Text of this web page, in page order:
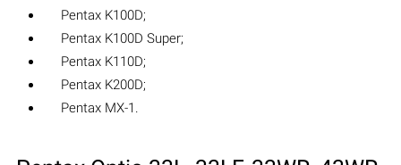
Pentax K100D;
Pentax K100D Super;
Pentax K110D;
Pentax K200D;
Pentax MX-1.